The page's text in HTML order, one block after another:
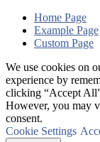
Home Page
Example Page
Custom Page
We use cookies on
experience by
clicking “Accept
However, you may
consent.
Cookie Settings